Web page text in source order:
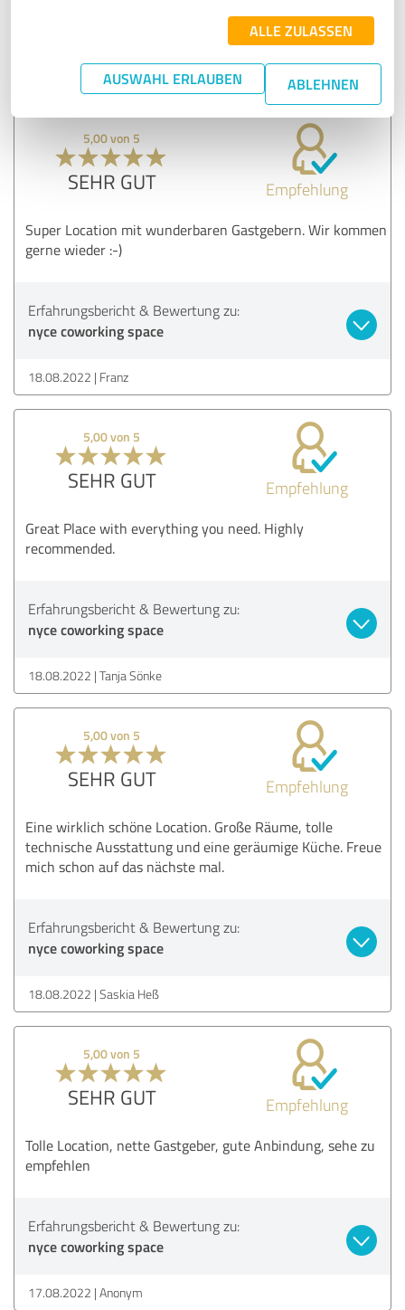
ALLE ZULASSEN
AUSWAHL ERLAUBEN ABLEHNEN
Erfahrungsbericht & Bewertung zu:
Matthias
5,00 von 5
SEHR GUT Empfehlung
Super Location mit wunderbaren Gastgebern. Wir kommen
gerne wieder :-)
Erfahrungsbericht & Bewertung zu:
nyce coworking space
18.08.2022 Franz
5,00 von 5
SEHR GUT Empfehlung
Great Place with everything you need. Highly
recommended.
Erfahrungsbericht & Bewertung zu:
nyce coworking space
18.08.2022 Tanja Sönke
5,00 von 5
SEHR GUT Empfehlung
Eine wirklich schöne Location. Große Räume, tolle
technische Ausstattung und eine geräumige Küche. Freue
mich schon auf das nächste mal.
Erfahrungsbericht & Bewertung zu:
nyce coworking space
18.08.2022 Saskia Heß
5,00 von 5
SEHR GUT Empfehlung
Tolle Location, nette Gastgeber, gute Anbindung, sehe zu
empfehlen
Erfahrungsbericht & Bewertung zu:
nyce coworking space
17.08.2022 Anonym